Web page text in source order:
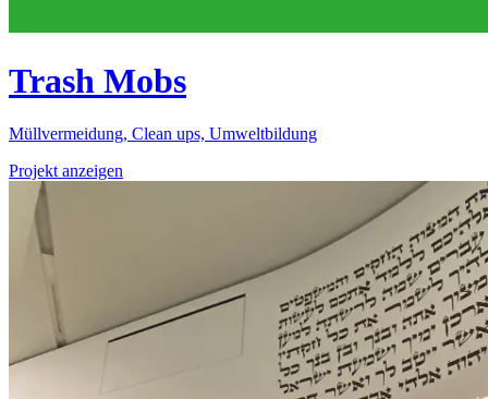
Trash Mobs
Müllvermeidung, Clean ups, Umweltbildung
Projekt anzeigen